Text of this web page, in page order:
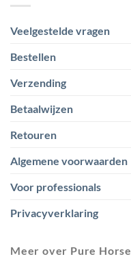
Veelgestelde vragen
Bestellen
Verzending
Betaalwijzen
Retouren
Algemene voorwaarden
Voor professionals
Privacyverklaring
Meer over Pure Horse